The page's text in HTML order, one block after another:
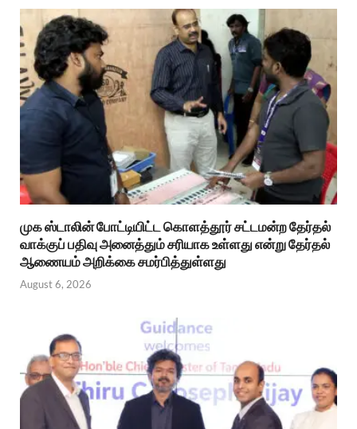
முக ஸ்டாலின் போட்டியிட்ட கொளத்தூர் சட்டமன்ற தேர்தல்
வாக்குப் பதிவு அனைத்தும் சரியாக உள்ளது என்று தேர்தல்
ஆணையம் அறிக்கை சமர்பித்துள்ளது
August 6, 2026